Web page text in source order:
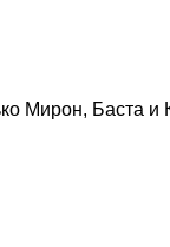
Мирон,